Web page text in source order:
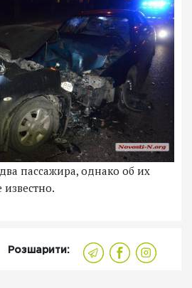
пассажира, однако об их
Розшарити: